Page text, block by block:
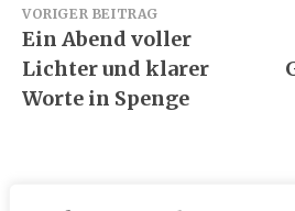
Beitragsnavigation
VORIGER BEITRAG
Ein Abend voller
Lichter und klarer
Worte in Spenge